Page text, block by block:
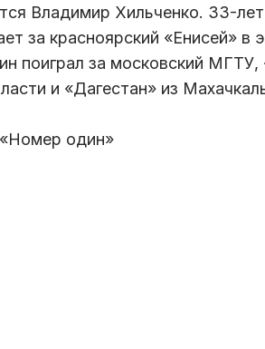
Владимир Хильченко. 33-
за красноярский «Енисей» в
поиграл за московский МГТУ,
и «Дагестан» из
один»